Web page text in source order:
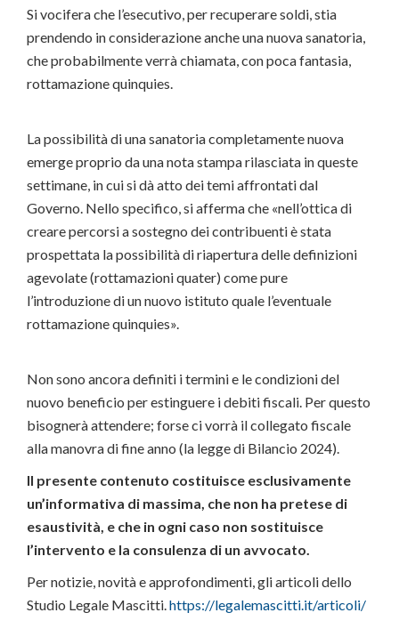
Si vocifera che l’esecutivo, per recuperare soldi, stia
prendendo in considerazione anche una nuova sanatoria,
che probabilmente verrà chiamata, con poca fantasia,
rottamazione quinquies.
La possibilità di una sanatoria completamente nuova
emerge proprio da una nota stampa rilasciata in queste
settimane, in cui si dà atto dei temi affrontati dal
Governo. Nello specifico, si afferma che «nell’ottica di
creare percorsi a sostegno dei contribuenti è stata
prospettata la possibilità di riapertura delle definizioni
agevolate (rottamazioni quater) come pure
l’introduzione di un nuovo istituto quale l’eventuale
rottamazione quinquies».
Non sono ancora definiti i termini e le condizioni del
nuovo beneficio per estinguere i debiti fiscali. Per questo
bisognerà attendere; forse ci vorrà il collegato fiscale
alla manovra di fine anno (la legge di Bilancio 2024).
Il presente contenuto costituisce esclusivamente
un’informativa di massima, che non ha pretese di
esaustività, e che in ogni caso non sostituisce
l’intervento e la consulenza di un avvocato.
Per notizie, novità e approfondimenti, gli articoli dello
Studio Legale Mascitti. https://legalemascitti.it/articoli/